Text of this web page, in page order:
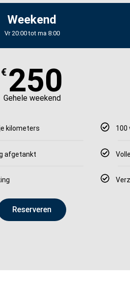
Weekend
Vr 20:00 tot ma 8:00
€ 250
Gehele weekend
kilometers
afgetankt
Reserveren
100